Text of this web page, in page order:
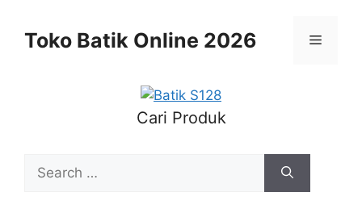
contentToko Batik Online 2026 Menu
Cari Produk
for: